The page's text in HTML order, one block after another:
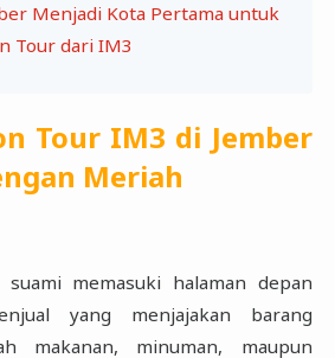
Menjadi Kota Pertama untuk
Tour dari IM3
Tour IM3 di Jember
Meriah
memasuki halaman depan
yang menjajakan barang
makanan, minuman, maupun